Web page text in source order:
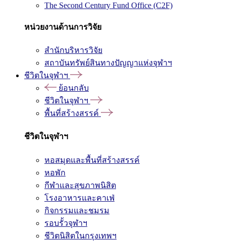
The Second Century Fund Office (C2F)
หน่วยงานด้านการวิจัย
สำนักบริหารวิจัย
สถาบันทรัพย์สินทางปัญญาแห่งจุฬาฯ
ชีวิตในจุฬาฯ
ย้อนกลับ
ชีวิตในจุฬาฯ
พื้นที่สร้างสรรค์
ชีวิตในจุฬาฯ
หอสมุดและพื้นที่สร้างสรรค์
หอพัก
กีฬาและสุขภาพนิสิต
โรงอาหารและคาเฟ่
กิจกรรมและชมรม
รอบรั้วจุฬาฯ
ชีวิตนิสิตในกรุงเทพฯ